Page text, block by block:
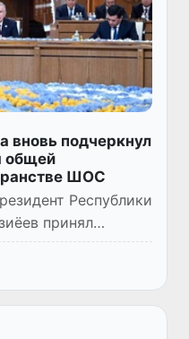
вновь подчеркнул
общей
ШОС
Республики
принял
Совета глав
прошедшем в